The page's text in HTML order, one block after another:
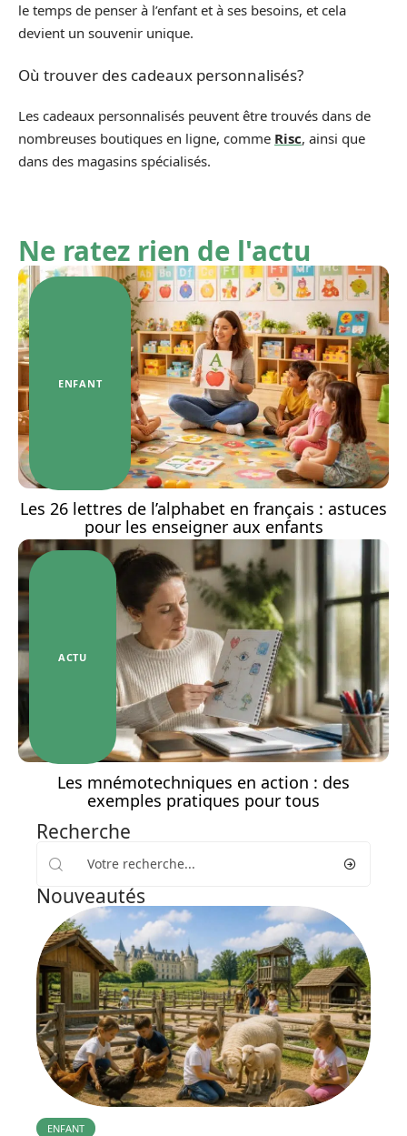
le temps de penser à l’enfant et à ses besoins, et cela
devient un souvenir unique.
Où trouver des cadeaux personnalisés?
Les cadeaux personnalisés peuvent être trouvés dans de
nombreuses boutiques en ligne, comme Risc, ainsi que
dans des magasins spécialisés.
Ne ratez rien de l'actu
ENFANT
Les 26 lettres de l’alphabet en français : astuces
pour les enseigner aux enfants
ACTU
Les mnémotechniques en action : des
exemples pratiques pour tous
Recherche
Nouveautés
ENFANT